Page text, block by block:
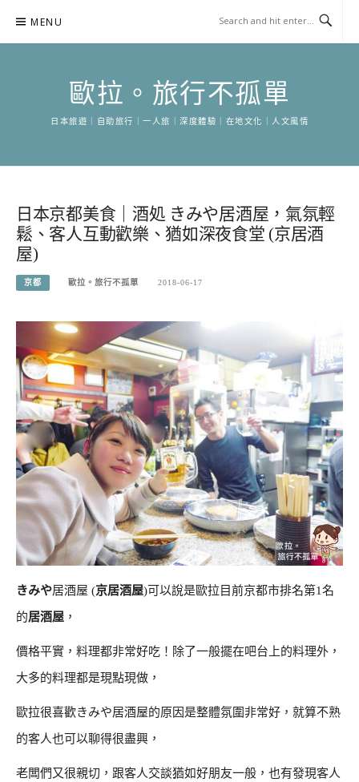
content
MENU
歐拉。旅行不孤單
日本旅遊｜自助旅行｜一人旅｜深度體驗｜在地文化｜人文風情
日本京都美食｜酒処 きみや居酒屋，氣氛輕
鬆、客人互動歡樂、猶如深夜食堂 (京居酒
屋)
京都 歐拉。旅行不孤單 2018-06-17
きみや居酒屋 (京居酒屋)可以說是歐拉目前京都市排名第1名
的居酒屋 ，
價格平實，料理都非常好吃！除了一般擺在吧台上的料理外，
大多的料理都是現點現做，
歐拉很喜歡きみや居酒屋的原因是整體氛圍非常好，就算不熟
的客人也可以聊得很盡興，
老闆們又很親切，跟客人交談猶如好朋友一般，也有發現客人